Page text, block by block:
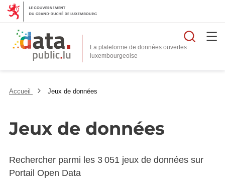
La plateforme de données ouvertes
Accueil Jeux de données
Jeux de données
Rechercher parmi les 3 051 jeux de données sur
Portail Open Data